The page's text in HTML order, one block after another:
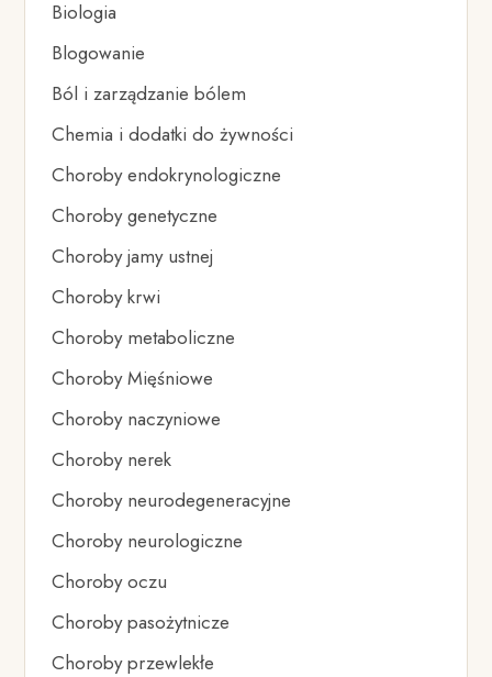
Biologia
Blogowanie
Ból i zarządzanie bólem
Chemia i dodatki do żywności
Choroby endokrynologiczne
Choroby genetyczne
Choroby jamy ustnej
Choroby krwi
Choroby metaboliczne
Choroby Mięśniowe
Choroby naczyniowe
Choroby nerek
Choroby neurodegeneracyjne
Choroby neurologiczne
Choroby oczu
Choroby pasożytnicze
Choroby przewlekłe